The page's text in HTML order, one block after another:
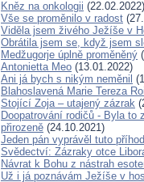
Kněz na onkologii (22.02.2022)
Vše se proměnilo v radost
Viděla jsem živého Ježíše v
Obrátila jsem se, když jsem
Medžugorje úplně proměněný
Antonietta Meo (13.01.2022)
Ani já bych s nikým neměnil
Blahoslavená Marie Tereza
Stojící Zoja – utajený zázrak
Doopatrování rodičů - Byla
přirozeně (24.10.2021)
Jeden pán vyprávěl tuto
Svědectví: Zázraky otce
Návrat k Bohu z nástrah
Už i já poznávám Ježíše v